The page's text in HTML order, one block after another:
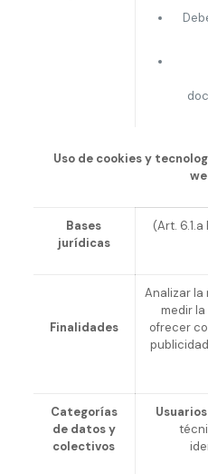
Uso de cookies y
Bases
jurídicas
(Art.
Finalidades
Analizar la
medir
ofrecer
Categorías
de datos y
colectivos